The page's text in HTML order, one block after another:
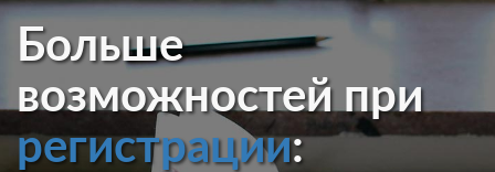
Больше
возможностей при
регистрации: